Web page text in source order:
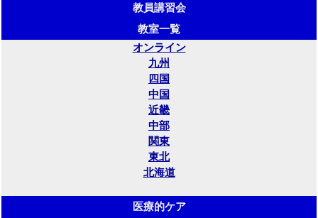
教員講習会
教室一覧
オンライン
九州
四国
中国
近畿
中部
関東
東北
北海道
医療的ケア